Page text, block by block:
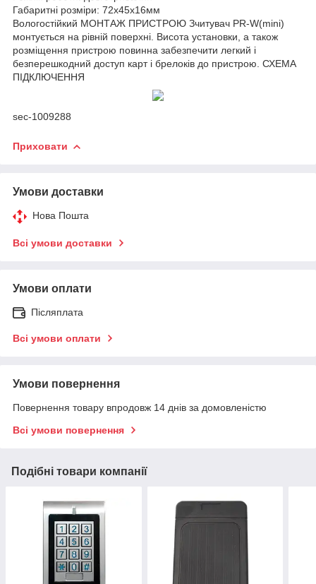
Габаритні розміри: 72х45х16мм
Вологостійкий МОНТАЖ ПРИСТРОЮ Зчитувач PR-W(mini)
монтується на рівній поверхні. Висота установки, а також
розміщення пристрою повинна забезпечити легкий і
безперешкодний доступ карт і брелоків до пристрою. СХЕМА
ПІДКЛЮЧЕННЯ
sec-1009288
Приховати
Умови доставки
Нова Пошта
Всі умови доставки
Умови оплати
Післяплата
Всі умови оплати
Умови повернення
Повернення товару впродовж 14 днів за домовленістю
Всі умови повернення
Подібні товари компанії